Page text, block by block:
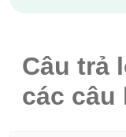
Câu trả
các